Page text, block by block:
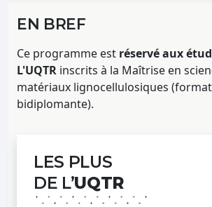
EN BREF
Ce programme est réservé aux
L'UQTR inscrits à la Maîtrise en
matériaux lignocellulosiques
bidiplomante).
LES PLUS
DE L’UQTR